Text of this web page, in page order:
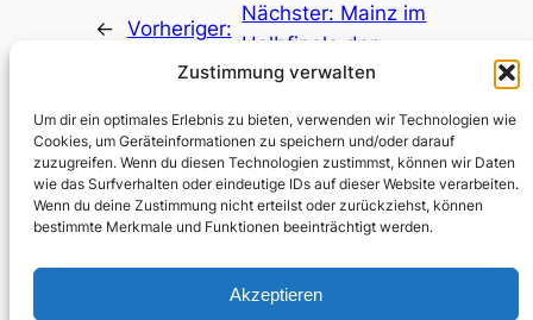
Zustimmung verwalten
Um dir ein optimales Erlebnis zu bieten, verwenden wir Technologien wie
Cookies, um Geräteinformationen zu speichern und/oder darauf
zuzugreifen. Wenn du diesen Technologien zustimmst, können wir Daten
wie das Surfverhalten oder eindeutige IDs auf dieser Website verarbeiten.
Wenn du deine Zustimmung nicht erteilst oder zurückziehst, können
bestimmte Merkmale und Funktionen beeinträchtigt werden.
Akzeptieren
← Vorheriger:
5.-6. Oktober:
Nächster: Mainz im
Halbfinale der
Zeitdebatte